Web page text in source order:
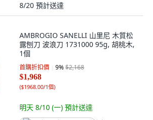
8/20 預計送達
AMBROGIO SANELLI 山里尼 木質松
露刨刀 波浪刀 1731000 95g, 胡桃木,
1個
首購折扣價 9%$2,168
$1,968
($1968.00/1個)
明天 8/10 (一) 預計送達